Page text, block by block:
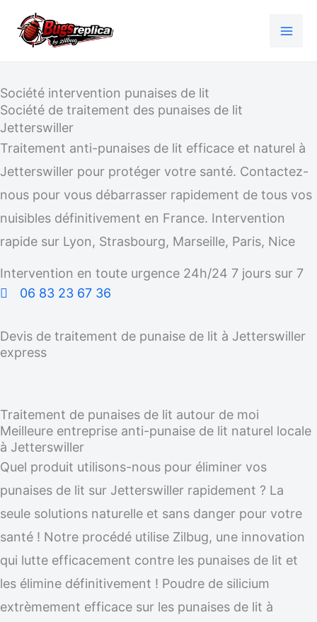
Société intervention punaises de lit
Société de traitement des punaises de lit
Jetterswiller
Traitement anti-punaises de lit efficace et naturel à
Jetterswiller pour protéger votre santé. Contactez-
nous pour vous débarrasser rapidement de tous vos
nuisibles définitivement en France. Intervention
rapide sur Lyon, Strasbourg, Marseille, Paris, Nice
Intervention en toute urgence 24h/24 7 jours sur 7
06 83 23 67 36
Devis de traitement de punaise de lit à Jetterswiller
express
Traitement de punaises de lit autour de moi
Meilleure entreprise anti-punaise de lit naturel locale
à Jetterswiller
Quel produit utilisons-nous pour éliminer vos
punaises de lit sur Jetterswiller rapidement ? La
seule solutions naturelle et sans danger pour votre
santé ! Notre procédé utilise Zilbug, une innovation
qui lutte efficacement contre les punaises de lit et
les élimine définitivement ! Poudre de silicium
extrèmement efficace sur les punaises de lit à